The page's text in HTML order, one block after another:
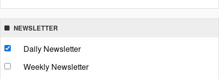
NEWSLETTER
Daily Newsletter
Weekly Newsletter